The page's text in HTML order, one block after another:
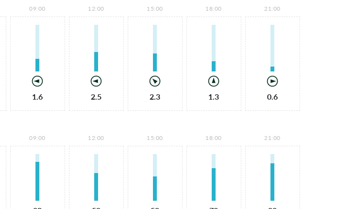
09:00
1.6
12:00
2.5
15:00
2.3
18:00
1.3
21:00
0.6
09:00 12:00 15:00 18:00 21:00